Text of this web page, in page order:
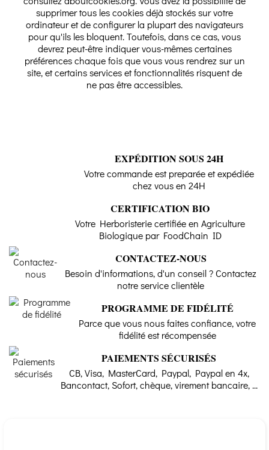
supprimer tous les cookies déjà stockés sur votre
ordinateur et de configurer la plupart des navigateurs
pour qu'ils les bloquent. Toutefois, dans ce cas, vous
devrez peut-être indiquer vous-mêmes certaines
préférences chaque fois que vous vous rendrez sur un
site, et certains services et fonctionnalités risquent de
ne pas être accessibles.
EXPÉDITION SOUS 24H
Votre commande est preparée et expédiée
chez vous en 24H
CERTIFICATION BIO
Votre Herboristerie certifiée en Agriculture
Biologique par FoodChain ID
CONTACTEZ-NOUS
Besoin d'informations, d'un conseil ? Contactez
notre service clientèle
PROGRAMME DE FIDÉLITÉ
Parce que vous nous faites confiance, votre
fidélité est récompensée
PAIEMENTS SÉCURISÉS
CB, Visa, MasterCard, Paypal, Paypal en 4x,
Bancontact, Sofort, chèque, virement bancaire, ...